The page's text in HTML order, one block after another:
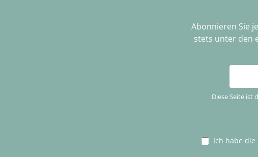
Abonnieren Sie
stets unter den
Adresse
*
Diese Seite ist
Ich habe die